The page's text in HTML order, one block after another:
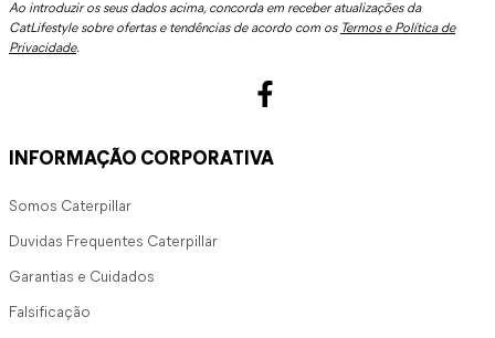
Ao introduzir os seus dados acima, concorda em receber atualizações da
CatLifestyle sobre ofertas e tendências de acordo com os Termos e Política de
Privacidade.
INFORMAÇÃO CORPORATIVA
Somos Caterpillar
Duvidas Frequentes Caterpillar
Garantias e Cuidados
Falsificação